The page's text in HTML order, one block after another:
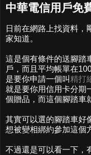
中華電信用戶免
日前在網路上找資料，
家知道。
這是個有條件的送腳踏
戶，而且平均帳單在
是要你申請一個叫 精打
就是要你用信用卡分期
個贈品，而這個腳踏車
其實可以選的腳踏車好
想被變相綁約參加這個
不過還是可以看一下，